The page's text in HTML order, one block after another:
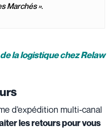
Marchés ».
la logistique chez Relaw
d’expédition multi-canal
les retours pour vous